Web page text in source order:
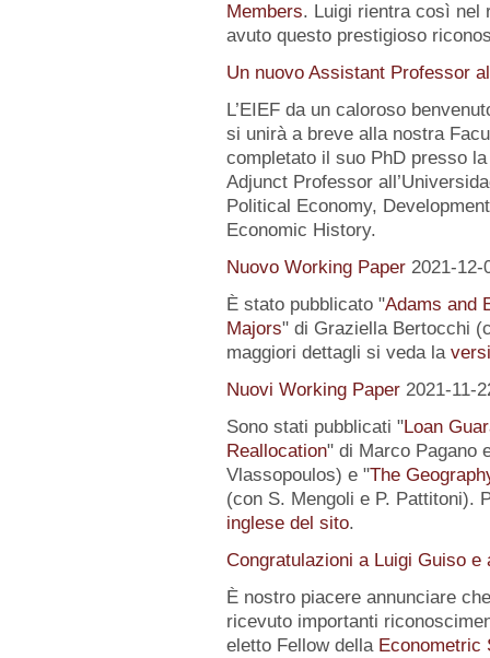
Members. Luigi rientra così nel
avuto questo prestigioso
Un nuovo Assistant Professor
L’EIEF da un caloroso
si unirà a breve alla nostra
completato il suo PhD presso
Adjunct Professor
Political Economy,
Economic History.
Nuovo Working Paper 2021-12-
È stato pubblicato "Adams and
Majors" di Graziella Bertocchi
maggiori dettagli si veda la
Nuovi Working Paper 2021-11-
Sono stati pubblicati "Loan
Reallocation" di Marco Pagano
Vlassopoulos) e "The
(con S. Mengoli e P. Pattitoni).
inglese del sito.
Congratulazioni a Luigi Guiso e
È nostro piacere annunciare
ricevuto importanti
eletto Fellow della Econometric